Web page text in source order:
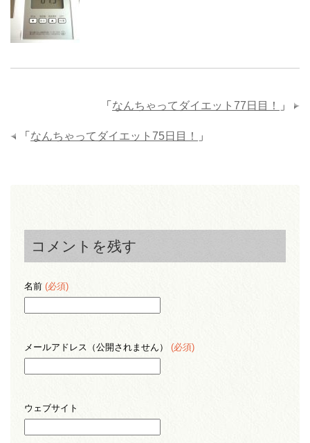
「 なんちゃってダイエット77日目！ 」
「 なんちゃってダイエット75日目！ 」
コメントを残す
名前 (必須)
メールアドレス（公開されません） (必須)
ウェブサイト